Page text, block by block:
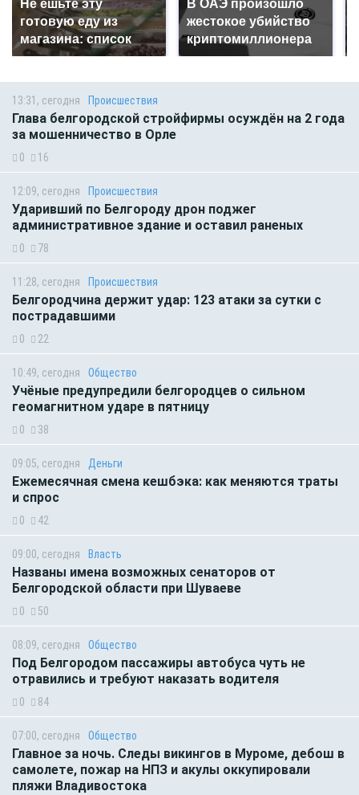
Не ешьте эту
готовую еду из
магазина: список
В ОАЭ произошло
жестокое убийство
криптомиллионера
13:31, сегодня Происшествия
Глава белгородской стройфирмы осуждён на 2 года
за мошенничество в Орле
0 16
12:09, сегодня Происшествия
Ударивший по Белгороду дрон поджег
административное здание и оставил раненых
0 78
11:28, сегодня Происшествия
Белгородчина держит удар: 123 атаки за сутки с
пострадавшими
0 22
10:49, сегодня Общество
Учёные предупредили белгородцев о сильном
геомагнитном ударе в пятницу
0 38
09:05, сегодня Деньги
Ежемесячная смена кешбэка: как меняются траты
и спрос
0 42
09:00, сегодня Власть
Названы имена возможных сенаторов от
Белгородской области при Шуваеве
0 50
08:09, сегодня Общество
Под Белгородом пассажиры автобуса чуть не
отравились и требуют наказать водителя
0 84
07:00, сегодня Общество
Главное за ночь. Следы викингов в Муроме, дебош в
самолете, пожар на НПЗ и акулы оккупировали
пляжи Владивостока